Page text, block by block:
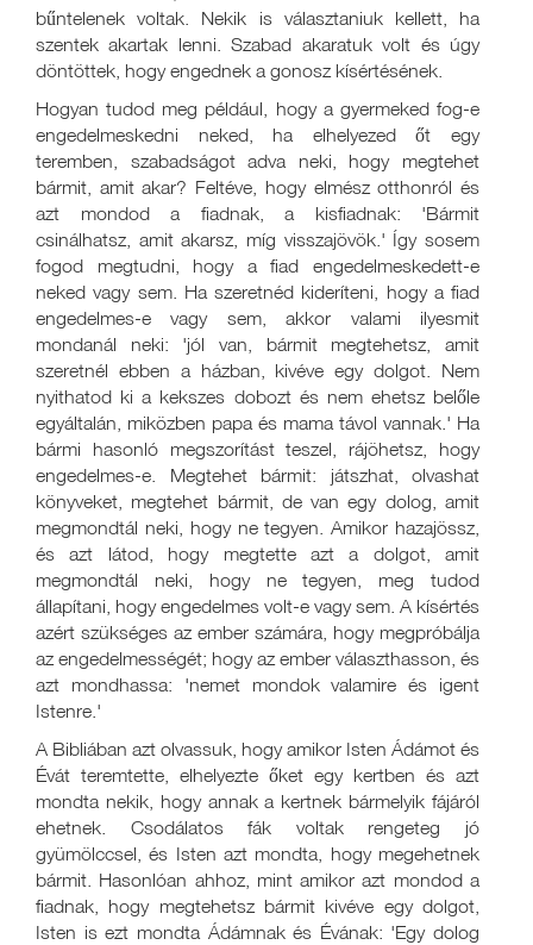
bűntelenek voltak. Nekik is választaniuk kellett, ha
szentek akartak lenni. Szabad akaratuk volt és úgy
döntöttek, hogy engednek a gonosz kísértésének.
Hogyan tudod meg például, hogy a gyermeked fog-e
engedelmeskedni neked, ha elhelyezed őt egy
teremben, szabadságot adva neki, hogy megtehet
bármit, amit akar? Feltéve, hogy elmész otthonról és
azt mondod a fiadnak, a kisfiadnak: 'Bármit
csinálhatsz, amit akarsz, míg visszajövök.' Így sosem
fogod megtudni, hogy a fiad engedelmeskedett-e
neked vagy sem. Ha szeretnéd kideríteni, hogy a fiad
engedelmes-e vagy sem, akkor valami ilyesmit
mondanál neki: 'jól van, bármit megtehetsz, amit
szeretnél ebben a házban, kivéve egy dolgot. Nem
nyithatod ki a kekszes dobozt és nem ehetsz belőle
egyáltalán, miközben papa és mama távol vannak.' Ha
bármi hasonló megszorítást teszel, rájöhetsz, hogy
engedelmes-e. Megtehet bármit: játszhat, olvashat
könyveket, megtehet bármit, de van egy dolog, amit
megmondtál neki, hogy ne tegyen. Amikor hazajössz,
és azt látod, hogy megtette azt a dolgot, amit
megmondtál neki, hogy ne tegyen, meg tudod
állapítani, hogy engedelmes volt-e vagy sem. A kísértés
azért szükséges az ember számára, hogy megpróbálja
az engedelmességét; hogy az ember választhasson, és
azt mondhassa: 'nemet mondok valamire és igent
Istenre.'
A Bibliában azt olvassuk, hogy amikor Isten Ádámot és
Évát teremtette, elhelyezte őket egy kertben és azt
mondta nekik, hogy annak a kertnek bármelyik fájáról
ehetnek. Csodálatos fák voltak rengeteg jó
gyümölccsel, és Isten azt mondta, hogy megehetnek
bármit. Hasonlóan ahhoz, mint amikor azt mondod a
fiadnak, hogy megtehetsz bármit kivéve egy dolgot,
Isten is ezt mondta Ádámnak és Évának: 'Egy dolog